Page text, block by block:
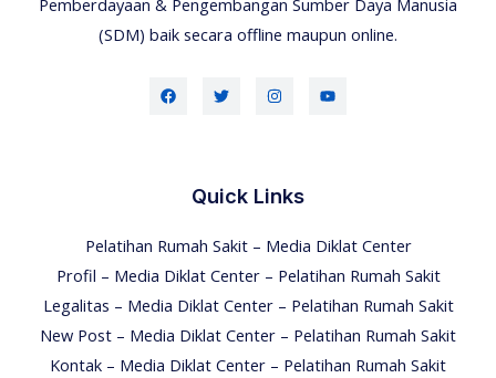
(SDM) baik secara offline maupun online.
Quick Links
Pelatihan Rumah Sakit – Media Diklat Center
Profil – Media Diklat Center – Pelatihan Rumah Sakit
Legalitas – Media Diklat Center – Pelatihan Rumah Sakit
New Post – Media Diklat Center – Pelatihan Rumah Sakit
Kontak – Media Diklat Center – Pelatihan Rumah Sakit